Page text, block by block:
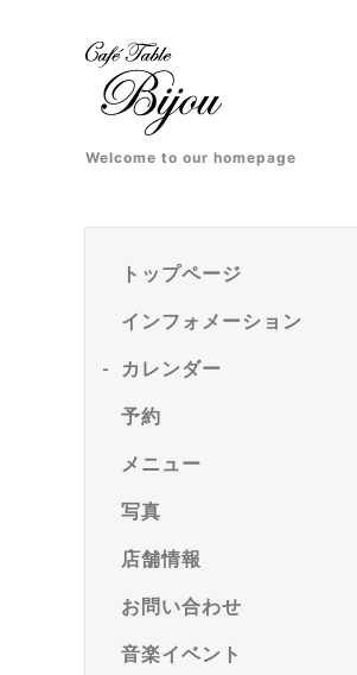
Welcome to our homepage
トップページ
インフォメーション
カレンダー
予約
メニュー
写真
店舗情報
お問い合わせ
音楽イベント